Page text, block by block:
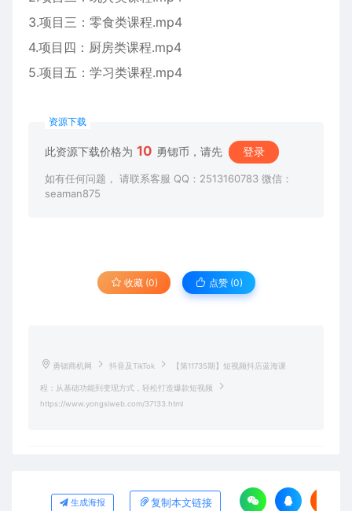
3.项目三：零食类课程.mp4
4.项目四：厨房类课程.mp4
5.项目五：学习类课程.mp4
资源下载
此资源下载价格为 10 勇锶币，请先 登录
如有任何问题， 请联系客服 QQ：2513160783 微信：
seaman875
收藏 (0) 点赞 (0)
勇锶商机网 抖音及TikTok 【第11735期】短视频抖店蓝海课
程：从基础功能到变现方式，轻松打造爆款短视频
https://www.yongsiweb.com/37133.html
生成海报 复制本文链接